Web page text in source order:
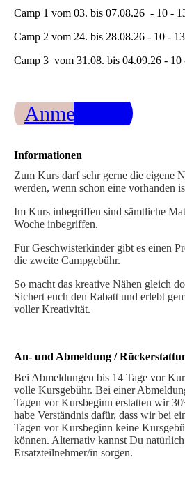
Camp 1 vom 03. bis 07.08.26 - 10 -
Camp 2 vom 24. bis 28.08.26 - 10 -
Camp 3 vom 31.08. bis 04.09.26 -
Anmeldung
Informationen
Zum Kurs darf sehr gerne die eigene
werden, wenn schon eine vorhanden
Im Kurs inbegriffen sind sämtliche
Woche inbegriffen.
Für Geschwisterkinder gibt es einen
die zweite Campgebühr.
So macht das kreative Nähen gleich
Sichert euch den Rabatt und erlebt
voller Kreativität.
An- und Abmeldung /
Bei Abmeldungen bis 14 Tage vor
volle Kursgebühr. Bei einer
Tagen vor Kursbeginn erstatten wir
habe Verständnis dafür, dass wir bei
Tagen vor Kursbeginn keine
können. Alternativ kannst Du
Ersatzteilnehmer/in sorgen.